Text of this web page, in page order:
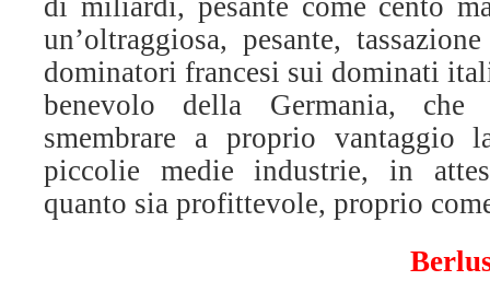
di miliardi, pesante come cento
un’oltraggiosa, pesante,
dominatori francesi sui dominati
benevolo della Germania,
smembrare a proprio vantaggio
piccolie medie industrie, in
quanto sia profittevole, proprio